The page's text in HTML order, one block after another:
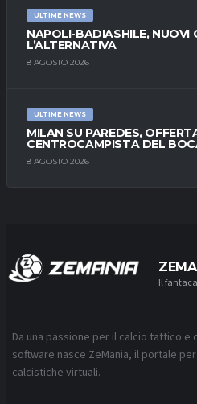
ULTIME NEWS
NAPOLI-BADIASHILE, NUOVI
L’ALTERNATIVA
8 AGOSTO 2026
ULTIME NEWS
MILAN SU PAREDES,
CENTROCAMPISTA DEL
8 AGOSTO 2026
Il
Da una passione per il calcio tattico e
software nasce ZeMania, il portale
calcistiche virtuali.